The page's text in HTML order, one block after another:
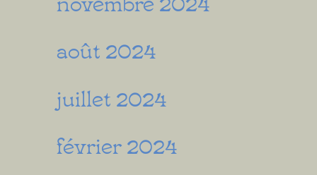
août 2024
juillet 2024
février 2024